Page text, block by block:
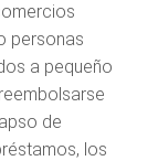
personas
a pequeño
de
los